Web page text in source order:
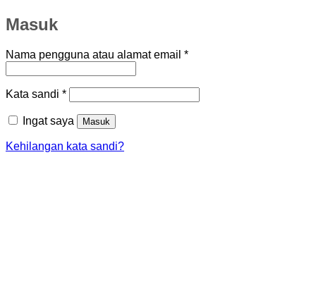
Masuk
Nama pengguna atau alamat email *Wajib
Kata sandi *Wajib
Ingat saya Masuk
Kehilangan kata sandi?